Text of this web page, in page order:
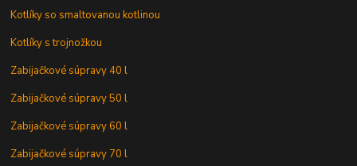
Kotlíky so smaltovanou kotlinou
Kotlíky s trojnožkou
Zabijačkové súpravy 40 l
Zabijačkové súpravy 50 l
Zabijačkové súpravy 60 l
Zabijačkové súpravy 70 l